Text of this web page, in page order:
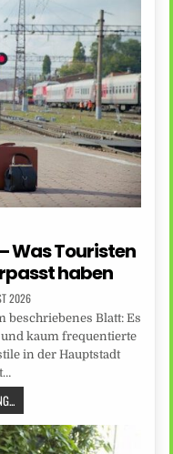
Was Touristen
haben
2026
beschriebenes Blatt: Es
kaum frequentierte
in der Hauptstadt